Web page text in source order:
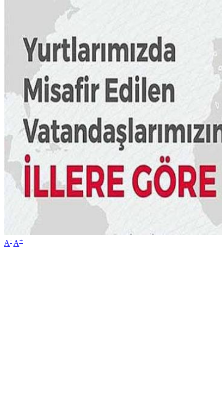
A- A+